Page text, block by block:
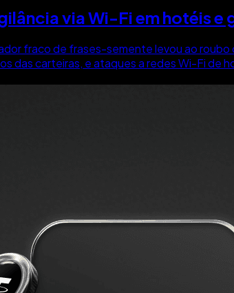
via Wi-Fi em hotéis e
fraco de frases-semente levou ao
das carteiras, e ataques a redes Wi-Fi de